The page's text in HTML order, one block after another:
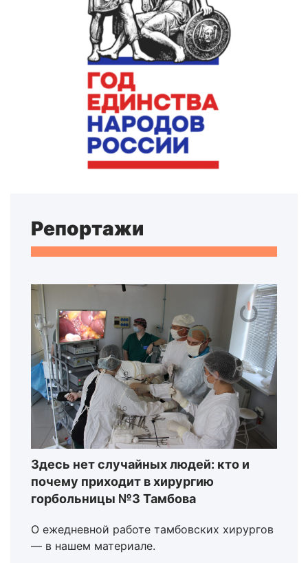
Репортажи
Здесь нет случайных людей: кто и
почему приходит в хирургию
горбольницы №3 Тамбова
О ежедневной работе тамбовских хирургов
— в нашем материале.